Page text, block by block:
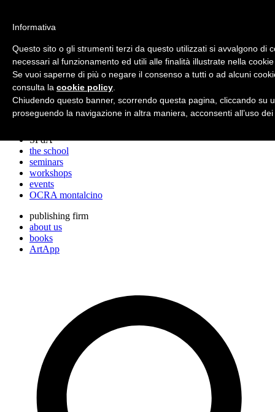
archos
the studio
projects
lectures
press cuttings
SPdA
the school
seminars
workshops
events
OCRA montalcino
publishing firm
about us
books
ArtApp
Informativa
Questo sito o gli strumenti terzi da questo utilizzati si avvalgono di
necessari al funzionamento ed utili alle finalità illustrate nella
Se vuoi saperne di più o negare il consenso a tutti o ad alcuni
consulta la cookie policy
Chiudendo questo banner, scorrendo questa pagina, cliccando su
proseguendo la navigazione in altra maniera, acconsenti all’uso